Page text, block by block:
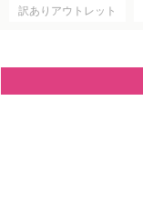
訳ありアウトレット